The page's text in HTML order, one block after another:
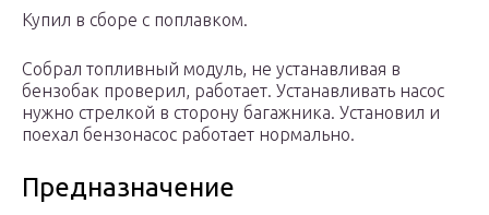
Купил в сборе с поплавком.
Собрал топливный модуль, не устанавливая в
бензобак проверил, работает. Устанавливать насос
нужно стрелкой в сторону багажника. Установил и
поехал бензонасос работает нормально.
Предназначение